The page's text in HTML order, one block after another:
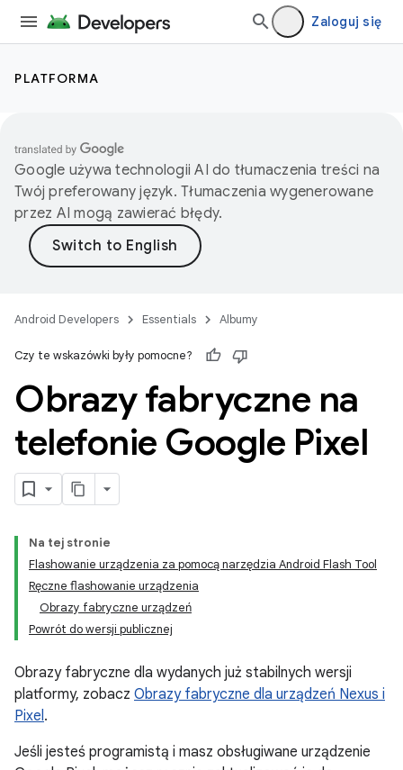
Zaloguj się
PLATFORMA
Google używa technologii AI do tłumaczenia treści na
Twój preferowany język. Tłumaczenia wygenerowane
przez AI mogą zawierać błędy.
Android Developers Essentials Albumy
Czy te wskazówki były pomocne?
Obrazy fabryczne na
telefonie Google Pixel
Na tej stronie
Flashowanie urządzenia za pomocą narzędzia Android Flash Tool
Ręczne flashowanie urządzenia
Obrazy fabryczne urządzeń
Powrót do wersji publicznej
Obrazy fabryczne dla wydanych już stabilnych wersji
platformy, zobacz Obrazy fabryczne dla urządzeń Nexus i
Pixel.
Jeśli jesteś programistą i masz obsługiwane urządzenie